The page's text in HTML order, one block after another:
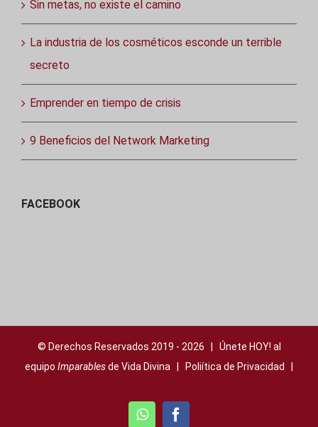
Sin metas, no existe el camino
La industria de los cosméticos esconde un terrible
secreto
Emprender en tiempo de crisis
9 Beneficios del Network Marketing
FACEBOOK
© Derechos Reservados 2019 - 2026 | Únete HOY! al
equipo Imparablesde Vida Divina | Poliítica de Privacidad
WhatsAppFacebook